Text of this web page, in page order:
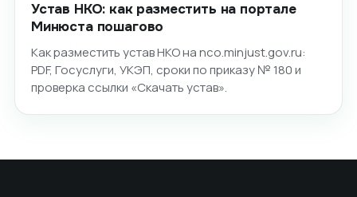
Устав НКО: как разместить на портале
Минюста пошагово
Как разместить устав НКО на nco.minjust.gov.ru:
PDF, Госуслуги, УКЭП, сроки по приказу № 180 и
проверка ссылки «Скачать устав».